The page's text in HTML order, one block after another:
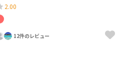
2.00
12件のレビュー